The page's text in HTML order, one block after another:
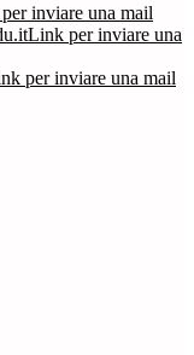
inviare una mail
Link per inviare una
per inviare una mail